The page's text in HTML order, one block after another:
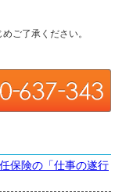
ご了承ください。
保険の「仕事の遂行